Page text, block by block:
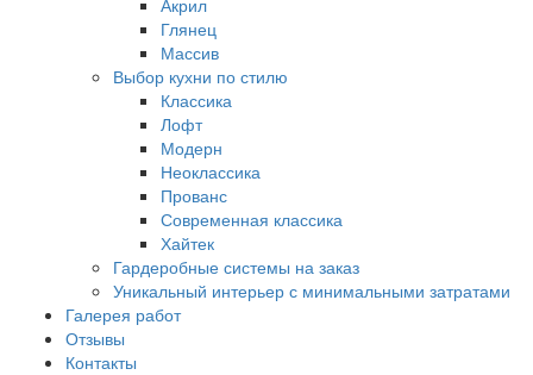
Глянец
Массив
Выбор кухни по стилю
Классика
Лофт
Модерн
Неоклассика
Прованс
Современная классика
Хайтек
Гардеробные системы на заказ
Уникальный интерьер с минимальными затратами
Галерея работ
Отзывы
Контакты